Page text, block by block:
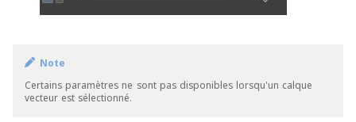
Note
Certains paramètres ne sont pas disponibles lorsqu'un calque
vecteur est sélectionné.